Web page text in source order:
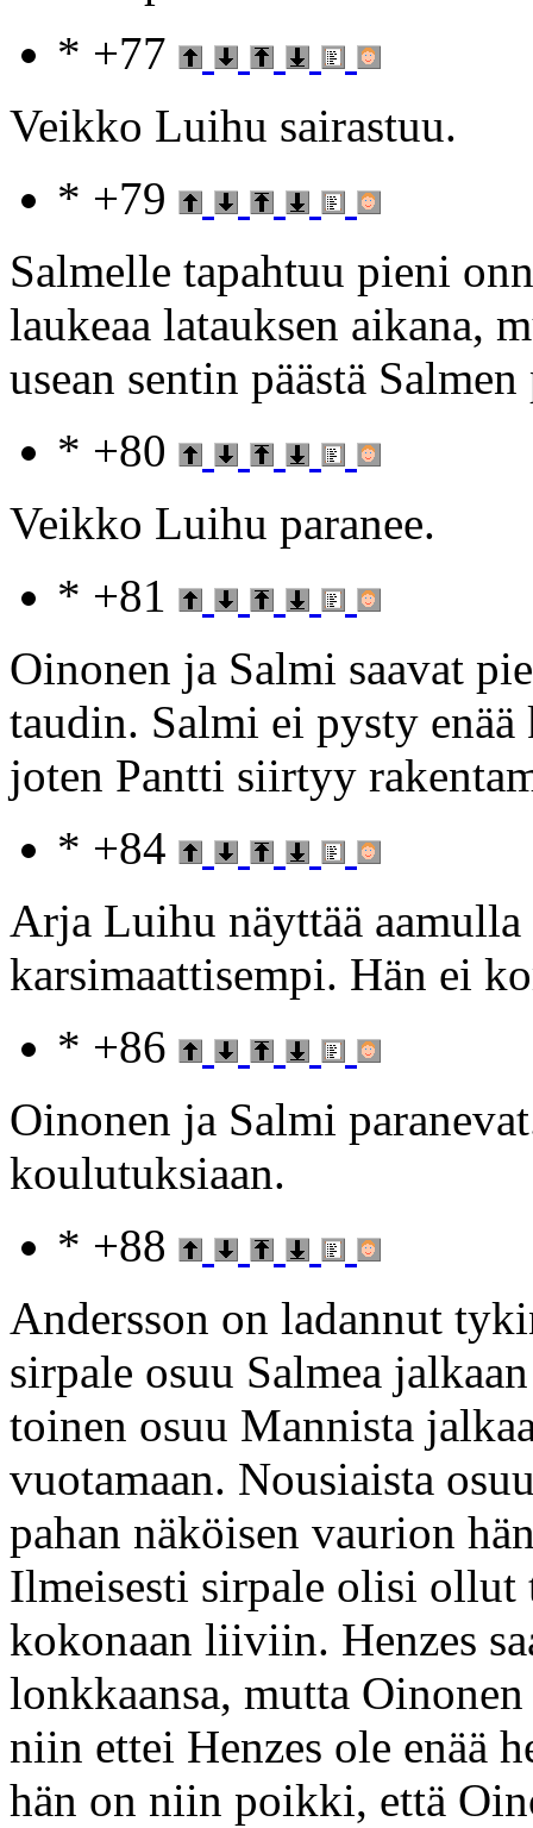
* +77
Veikko Luihu sairastuu.
* +79
Salmelle tapahtuu pieni
laukeaa latauksen aikana,
usean sentin päästä
* +80
Veikko Luihu paranee.
* +81
Oinonen ja Salmi saavat
taudin. Salmi ei pysty
joten Pantti siirtyy
* +84
Arja Luihu näyttää
karsimaattisempi. Hän ei
* +86
Oinonen ja Salmi
koulutuksiaan.
* +88
Andersson on ladannut
sirpale osuu Salmea
toinen osuu Mannista
vuotamaan. Nousiaista
pahan näköisen vaurion
Ilmeisesti sirpale olisi ollut
kokonaan liiviin. Henzes
lonkkaansa, mutta
niin ettei Henzes ole enää
hän on niin poikki, että